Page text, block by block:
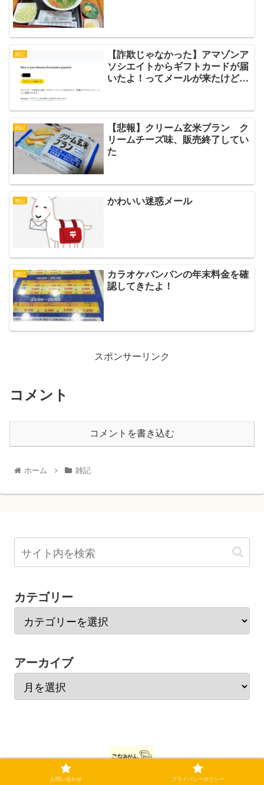
雑記
【詐欺じゃなかった】アマゾンア
ソシエイトからギフトカードが届
いたよ！ってメールが来たけど…
雑記
【悲報】クリーム玄米ブラン ク
リームチーズ味、販売終了してい
た
雑記 かわいい迷惑メール
雑記
カラオケバンバンの年末料金を確
認してきたよ！
スポンサーリンク
コメント
コメントを書き込む
ホーム 雑記
カテゴリー
アーカイブ
お問い合わせ プライバシーポリシー